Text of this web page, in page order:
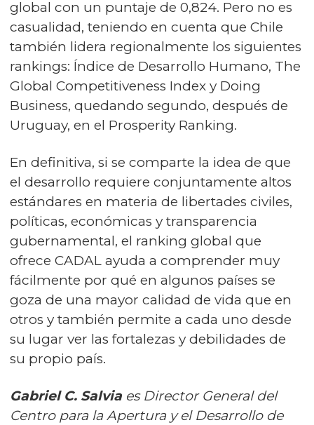
global con un puntaje de 0,824. Pero no es
casualidad, teniendo en cuenta que Chile
también lidera regionalmente los siguientes
rankings: Índice de Desarrollo Humano, The
Global Competitiveness Index y Doing
Business, quedando segundo, después de
Uruguay, en el Prosperity Ranking.
En definitiva, si se comparte la idea de que
el desarrollo requiere conjuntamente altos
estándares en materia de libertades civiles,
políticas, económicas y transparencia
gubernamental, el ranking global que
ofrece CADAL ayuda a comprender muy
fácilmente por qué en algunos países se
goza de una mayor calidad de vida que en
otros y también permite a cada uno desde
su lugar ver las fortalezas y debilidades de
su propio país.
Gabriel C. Salvia es Director General del
Centro para la Apertura y el Desarrollo de